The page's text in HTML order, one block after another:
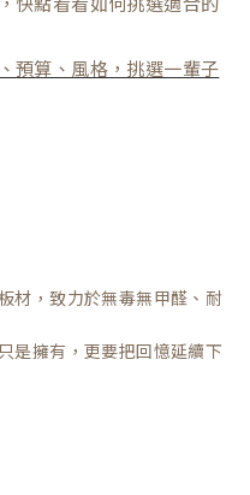
預算、風格，挑選一輩子
材，致力於無毒無甲醛、耐
是擁有，更要把回憶延續下